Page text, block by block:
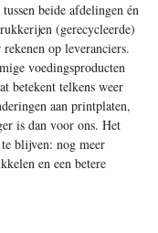
beide afdelingen én
(gerecycleerde)
op leveranciers.
voedingsproducten
betekent telkens weer
aan printplaten,
is dan voor ons. Het
blijven: nog meer
en een betere